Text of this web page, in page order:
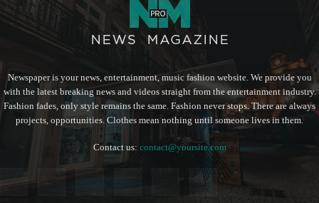
Newspaper is your news, entertainment, music fashion website. We provide you
with the latest breaking news and videos straight from the entertainment industry.
Fashion fades, only style remains the same. Fashion never stops. There are always
projects, opportunities. Clothes mean nothing until someone lives in them.
Contact us: contact@yoursite.com